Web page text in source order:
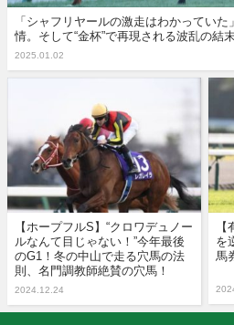
「シャフリヤールの激走はわかってい
情。そして“金杯”で再現される波乱の結
2025.01.02
【ホープフルS】“クロワデュノー
ルなんて目じゃない！”今年最後
のG1！冬の中山で走る穴馬の法
則、名門調教師絶賛の穴馬！
2024.12.24
を
馬